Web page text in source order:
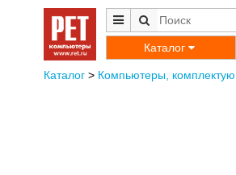
Каталог
Каталог> Компьютеры,